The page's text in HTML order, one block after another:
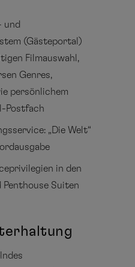
und
(Gästeportal)
Filmauswahl,
Genres,
persönlichem
Postfach
„Die Welt“
in den
Penthouse Suiten